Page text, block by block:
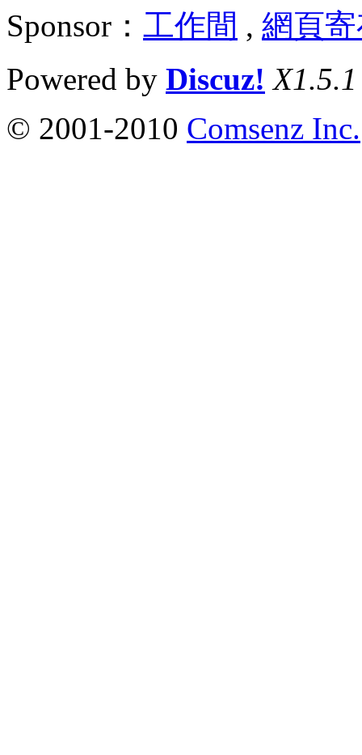
Sponsor： 工作間 , 網頁
Powered by Discuz! X1.5.1
© 2001-2010 Comsenz Inc.